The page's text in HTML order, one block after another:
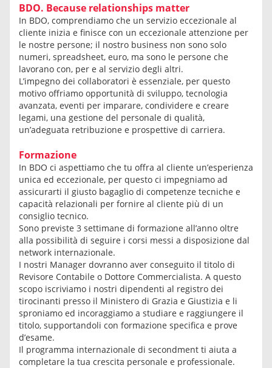
BDO. Because relationships matter
In BDO, comprendiamo che un servizio eccezionale al
cliente inizia e finisce con un eccezionale attenzione per
le nostre persone; il nostro business non sono solo
numeri, spreadsheet, euro, ma sono le persone che
lavorano con, per e al servizio degli altri.
L’impegno dei collaboratori è essenziale, per questo
motivo offriamo opportunità di sviluppo, tecnologia
avanzata, eventi per imparare, condividere e creare
legami, una gestione del personale di qualità,
un’adeguata retribuzione e prospettive di carriera.
Formazione
In BDO ci aspettiamo che tu offra al cliente un’esperienza
unica ed eccezionale, per questo ci impegniamo ad
assicurarti il giusto bagaglio di competenze tecniche e
capacità relazionali per fornire al cliente più di un
consiglio tecnico.
Sono previste 3 settimane di formazione all’anno oltre
alla possibilità di seguire i corsi messi a disposizione dal
network internazionale.
I nostri Manager dovranno aver conseguito il titolo di
Revisore Contabile o Dottore Commercialista. A questo
scopo iscriviamo i nostri dipendenti al registro dei
tirocinanti presso il Ministero di Grazia e Giustizia e li
sproniamo ed incoraggiamo a studiare e raggiungere il
titolo, supportandoli con formazione specifica e prove
d’esame.
Il programma internazionale di secondment ti aiuta a
completare la tua crescita personale e professionale.